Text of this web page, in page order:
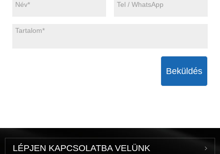
Beküldés
LÉPJEN KAPCSOLATBA VELÜNK